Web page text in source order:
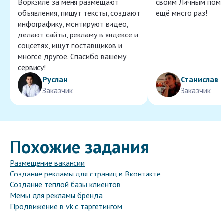
Воркзиле за меня размещают
объявления, пишут тексты, создают
инфографику, монтируют видео,
делают сайты, рекламу в яндексе и
соцсетях, ищут поставщиков и
многое другое. Спасибо вашему
сервису!
Руслан
Заказчик
своим Личным
ещё много раз!
Станислав
Заказчик
Похожие задания
Размещение вакансии
Создание рекламы для страниц в Вконтакте
Создание теплой базы клиентов
Мемы для рекламы бренда
Продвижение в vk с таргетингом